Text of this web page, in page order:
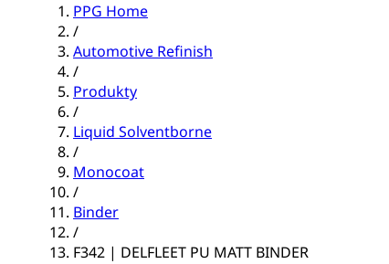
PPG Home
/
Automotive Refinish
/
Produkty
/
Liquid Solventborne
/
Monocoat
/
Binder
/
F342 | DELFLEET PU MATT BINDER